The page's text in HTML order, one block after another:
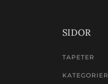
SIDOR
TAPETER
KATEGORIER